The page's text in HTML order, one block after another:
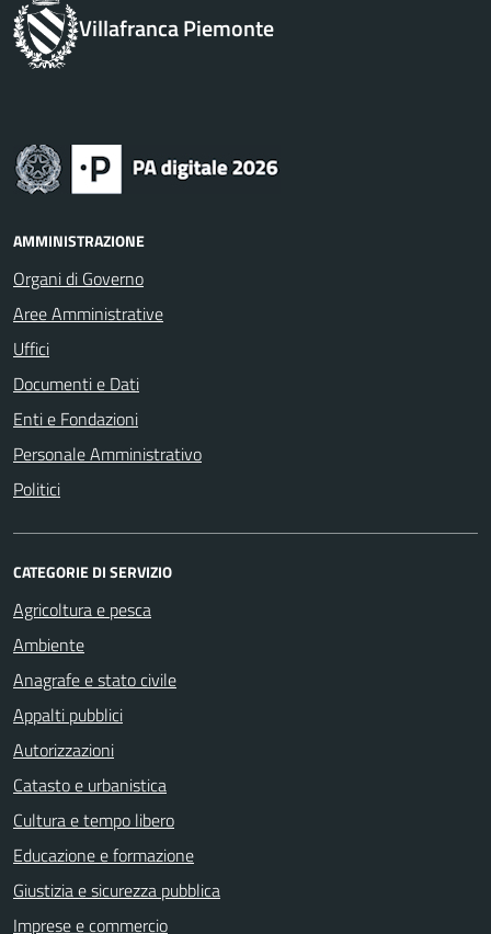
Villafranca Piemonte
AMMINISTRAZIONE
Organi di Governo
Aree Amministrative
Uffici
Documenti e Dati
Enti e Fondazioni
Personale Amministrativo
Politici
CATEGORIE DI SERVIZIO
Agricoltura e pesca
Ambiente
Anagrafe e stato civile
Appalti pubblici
Autorizzazioni
Catasto e urbanistica
Cultura e tempo libero
Educazione e formazione
Giustizia e sicurezza pubblica
Imprese e commercio